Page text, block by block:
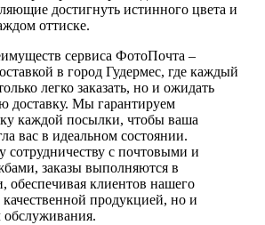
достигнуть истинного цвета и
оттиске.
сервиса ФотоПочта –
в город Гудермес, где каждый
легко заказать, но и ожидать
доставку. Мы гарантируем
каждой посылки, чтобы ваша
вас в идеальном состоянии.
сотрудничеству с почтовыми и
заказы выполняются в
обеспечивая клиентов нашего
качественной продукцией, но и